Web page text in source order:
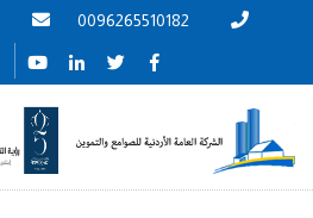
0096265510182